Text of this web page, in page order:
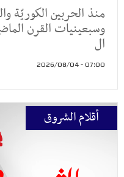
منذ الحربين الكوريّة
وسبعينيات القرن
ال
07:00 - 2026/08/04
أقلام الشروق